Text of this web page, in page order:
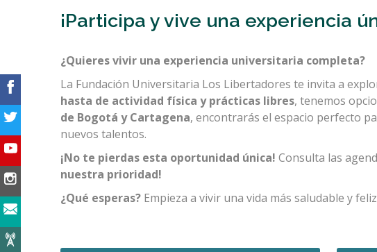
¡Participa y vive una experiencia
¿Quieres vivir una experiencia universitaria completa?
La Fundación Universitaria Los Libertadores te invita a
hasta de actividad física y prácticas libres, tenemos
de Bogotá y Cartagena, encontrarás el espacio perfecto
nuevos talentos.
¡No te pierdas esta oportunidad única! Consulta las
nuestra prioridad!
¿Qué esperas? Empieza a vivir una vida más saludable y